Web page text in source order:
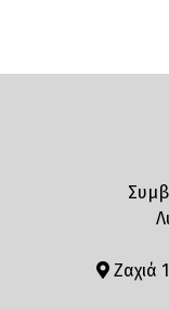
Ζαχιά